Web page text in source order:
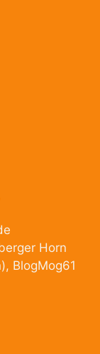
Horn
BlogMog61